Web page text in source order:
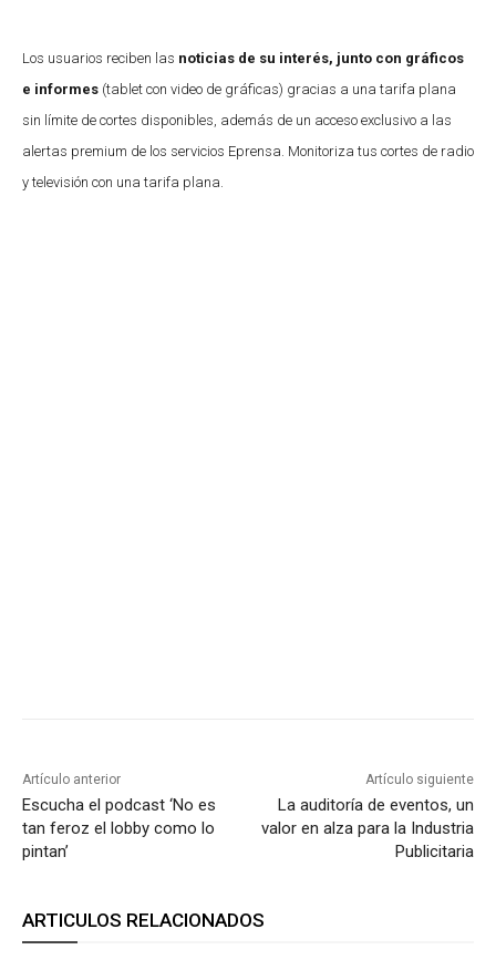
Los usuarios reciben las noticias de su interés, junto con gráficos
e informes (tablet con video de gráficas) gracias a una tarifa plana
sin límite de cortes disponibles, además de un acceso exclusivo a las
alertas premium de los servicios Eprensa. Monitoriza tus cortes de radio
y televisión con una tarifa plana.
Artículo anterior
Escucha el podcast ‘No es
tan feroz el lobby como lo
pintan’
Artículo siguiente
La auditoría de eventos, un
valor en alza para la Industria
Publicitaria
ARTICULOS RELACIONADOS